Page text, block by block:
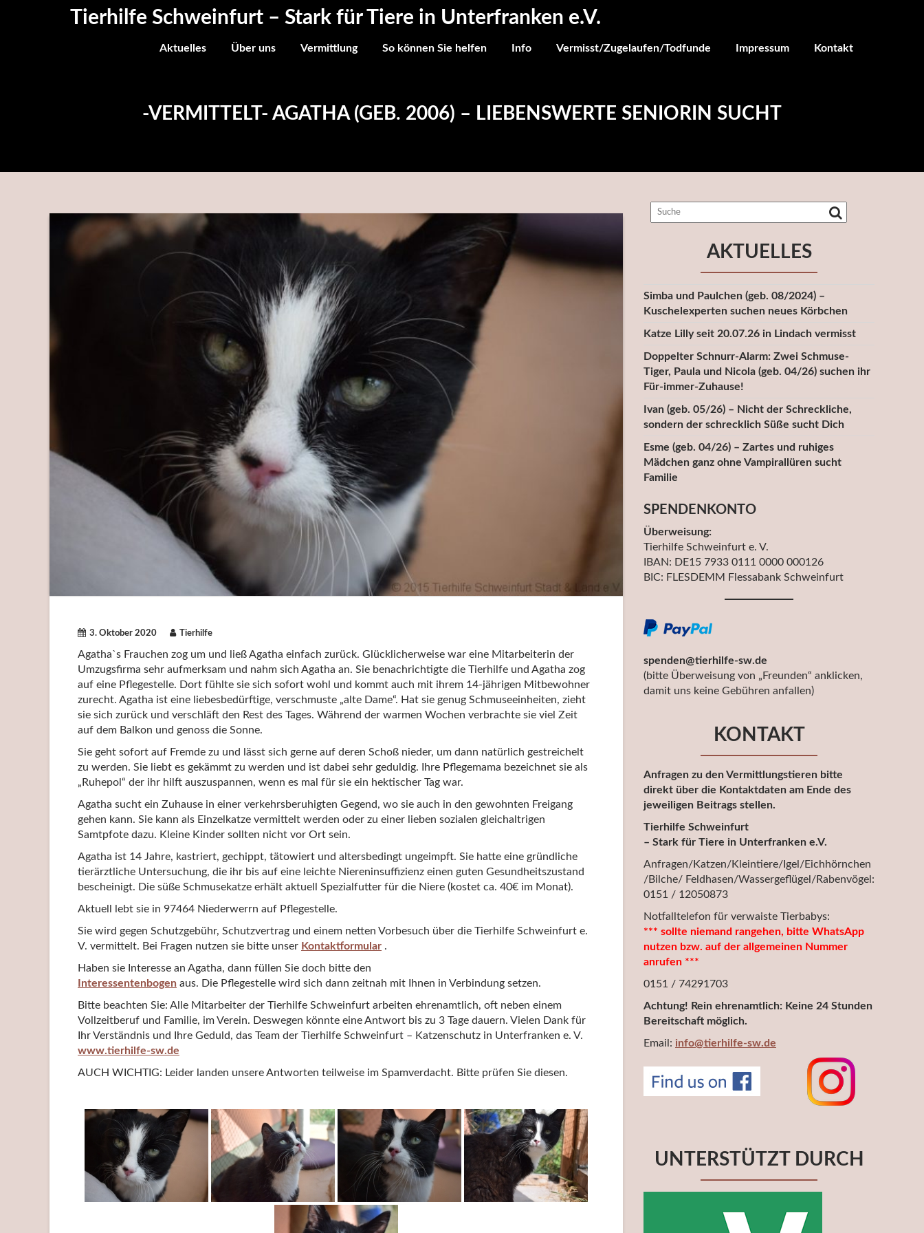
Tierhilfe Schweinfurt – Stark für Tiere in Unterfranken e.V.
Aktuelles Über uns Vermittlung So können Sie helfen Info Vermisst/Zugelaufen/Todfunde Impressum Kontakt
-VERMITTELT- AGATHA (GEB. 2006) – LIEBENSWERTE SENIORIN SUCHT
3. Oktober 2020 Tierhilfe
Agatha`s Frauchen zog um und ließ Agatha einfach zurück. Glücklicherweise war eine Mitarbeiterin der
Umzugsfirma sehr aufmerksam und nahm sich Agatha an. Sie benachrichtigte die Tierhilfe und Agatha zog
auf eine Pflegestelle. Dort fühlte sie sich sofort wohl und kommt auch mit ihrem 14-jährigen Mitbewohner
zurecht. Agatha ist eine liebesbedürftige, verschmuste „alte Dame“. Hat sie genug Schmuseeinheiten, zieht
sie sich zurück und verschläft den Rest des Tages. Während der warmen Wochen verbrachte sie viel Zeit
auf dem Balkon und genoss die Sonne.
Sie geht sofort auf Fremde zu und lässt sich gerne auf deren Schoß nieder, um dann natürlich gestreichelt
zu werden. Sie liebt es gekämmt zu werden und ist dabei sehr geduldig. Ihre Pflegemama bezeichnet sie als
„Ruhepol“ der ihr hilft auszuspannen, wenn es mal für sie ein hektischer Tag war.
Agatha sucht ein Zuhause in einer verkehrsberuhigten Gegend, wo sie auch in den gewohnten Freigang
gehen kann. Sie kann als Einzelkatze vermittelt werden oder zu einer lieben sozialen gleichaltrigen
Samtpfote dazu. Kleine Kinder sollten nicht vor Ort sein.
Agatha ist 14 Jahre, kastriert, gechippt, tätowiert und altersbedingt ungeimpft. Sie hatte eine gründliche
tierärztliche Untersuchung, die ihr bis auf eine leichte Niereninsuffizienz einen guten Gesundheitszustand
bescheinigt. Die süße Schmusekatze erhält aktuell Spezialfutter für die Niere (kostet ca. 40€ im Monat).
Aktuell lebt sie in 97464 Niederwerrn auf Pflegestelle.
Sie wird gegen Schutzgebühr, Schutzvertrag und einem netten Vorbesuch über die Tierhilfe Schweinfurt e.
V. vermittelt. Bei Fragen nutzen sie bitte unser Kontaktformular .
Haben sie Interesse an Agatha, dann füllen Sie doch bitte den
Interessentenbogen aus. Die Pflegestelle wird sich dann zeitnah mit Ihnen in Verbindung setzen.
Bitte beachten Sie: Alle Mitarbeiter der Tierhilfe Schweinfurt arbeiten ehrenamtlich, oft neben einem
Vollzeitberuf und Familie, im Verein. Deswegen könnte eine Antwort bis zu 3 Tage dauern. Vielen Dank für
Ihr Verständnis und Ihre Geduld, das Team der Tierhilfe Schweinfurt – Katzenschutz in Unterfranken e. V.
www.tierhilfe-sw.de
AUCH WICHTIG: Leider landen unsere Antworten teilweise im Spamverdacht. Bitte prüfen Sie diesen.
AKTUELLES
Simba und Paulchen (geb. 08/2024) –
Kuschelexperten suchen neues Körbchen
Katze Lilly seit 20.07.26 in Lindach vermisst
Doppelter Schnurr-Alarm: Zwei Schmuse-
Tiger, Paula und Nicola (geb. 04/26) suchen ihr
Für-immer-Zuhause!
Ivan (geb. 05/26) – Nicht der Schreckliche,
sondern der schrecklich Süße sucht Dich
Esme (geb. 04/26) – Zartes und ruhiges
Mädchen ganz ohne Vampirallüren sucht
Familie
SPENDENKONTO
Überweisung:
Tierhilfe Schweinfurt e. V.
IBAN: DE15 7933 0111 0000 000126
BIC: FLESDEMM Flessabank Schweinfurt
spenden@tierhilfe-sw.de
(bitte Überweisung von „Freunden“ anklicken,
damit uns keine Gebühren anfallen)
KONTAKT
Anfragen zu den Vermittlungstieren bitte
direkt über die Kontaktdaten am Ende des
jeweiligen Beitrags stellen.
Tierhilfe Schweinfurt
– Stark für Tiere in Unterfranken e.V.
Anfragen/Katzen/Kleintiere/Igel/Eichhörnchen
/Bilche/ Feldhasen/Wassergeflügel/Rabenvögel:
0151 / 12050873
Notfalltelefon für verwaiste Tierbabys:
*** sollte niemand rangehen, bitte WhatsApp
nutzen bzw. auf der allgemeinen Nummer
anrufen ***
0151 / 74291703
Achtung! Rein ehrenamtlich: Keine 24 Stunden
Bereitschaft möglich.
Email: info@tierhilfe-sw.de
UNTERSTÜTZT DURCH